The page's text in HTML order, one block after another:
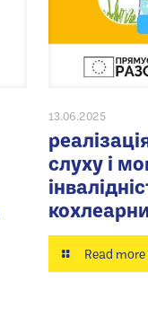
13.06.2025
слуху і
Read more